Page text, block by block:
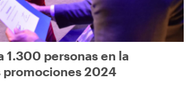
1.300 personas en la
promociones 2024